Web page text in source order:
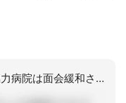
ご回答ありがとうございます。協力病院は面会緩和されましたが、施設の面会は玄関対応